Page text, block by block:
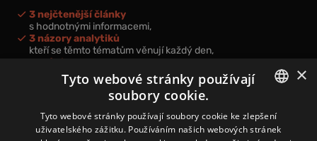
3 nejčtenější články
s hodnotnými informacemi,
3 názory analytiků
kteří se těmto tématům věnují každý den,
nová videa a podcasty
k prohloubení vašich znalostí.
CZECH
×
Tyto webové stránky používají
soubory cookie.
Tyto webové stránky používají soubory cookie ke zlepšení
uživatelského zážitku. Používáním našich webových stránek